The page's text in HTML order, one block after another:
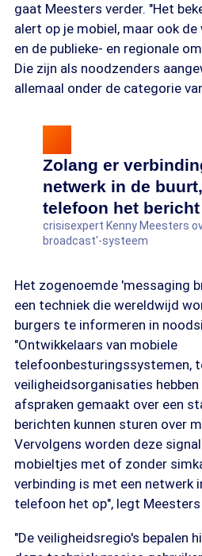
gaat Meesters verder. "Het
alert op je mobiel, maar ook
en de publieke- en regionale
Die zijn als noodzenders
allemaal onder de categorie
Zolang er
netwerk in de
telefoon het
crisisexpert Kenny Meesters
broadcast'-systeem
Het zogenoemde 'messaging
een techniek die wereldwijd
burgers te informeren in
"Ontwikkelaars van mobiele
telefoonbesturingssystemen,
veiligheidsorganisaties
afspraken gemaakt over een
berichten kunnen sturen over
Vervolgens worden deze
mobieltjes met of zonder
verbinding is met een netwerk
telefoon het op", legt
"De veiligheidsregio's bepalen